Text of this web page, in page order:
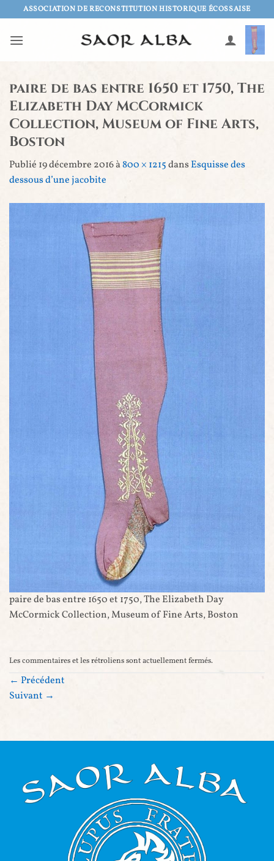
Passer
au
contenu
ASSOCIATION DE RECONSTITUTION HISTORIQUE ÉCOSSAISE
paire de bas entre 1650 et 1750, The
Elizabeth Day McCormick
Collection, Museum of Fine Arts,
Boston
Publié 19 décembre 2016à800 × 1215dans Esquisse des
dessous d’une jacobite
paire de bas entre 1650 et 1750, The Elizabeth Day
McCormick Collection, Museum of Fine Arts, Boston
Les commentaires et les rétroliens sont actuellement fermés.
← Précédent
Suivant →